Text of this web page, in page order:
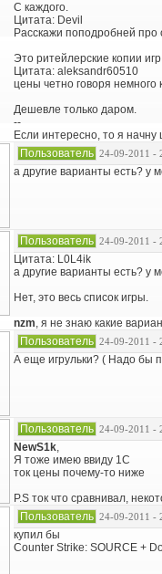
С каждого.
Цитата: Devil
Расскажи поподробней про
Это ритейлерские копии
Цитата: aleksandr60510
цены четно говоря немного
Дешевле только даром.
--
Если интересно, то я начну
Пользователь 24-09-2011 -
а другие варианты есть? у
Пользователь 24-09-2011 -
Цитата: L0L4ik
а другие варианты есть? у
Нет, это весь список игры.
nzm, я не знаю какие
Пользователь 24-09-2011 -
А еще игрульки? ( Надо бы
Пользователь 24-09-2011 -
NewS1k,
Я тоже имею ввиду 1С
ток цены почему-то ниже
P.S ток что сравнивал,
Пользователь 24-09-2011 -
купил бы
Counter Strike: SOURCE +